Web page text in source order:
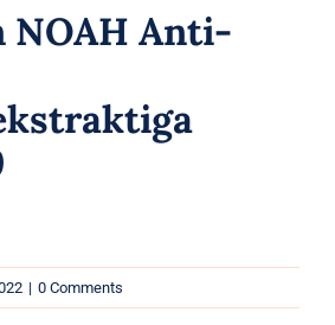
NOAH Anti-
| 0 Comments